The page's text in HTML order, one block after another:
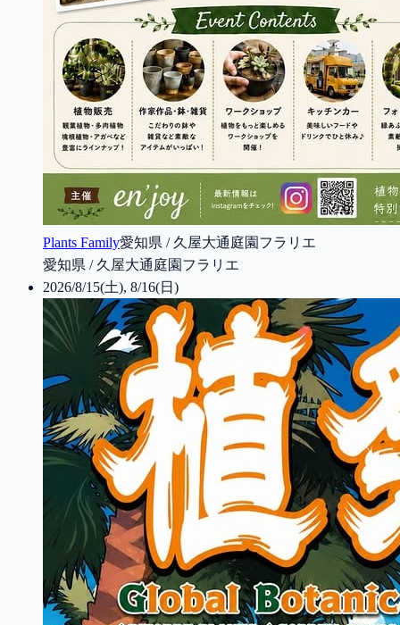
Plants Family愛知県 / 久屋大通庭園フラリエ
愛知県 / 久屋大通庭園フラリエ
2026/8/15(土), 8/16(日)